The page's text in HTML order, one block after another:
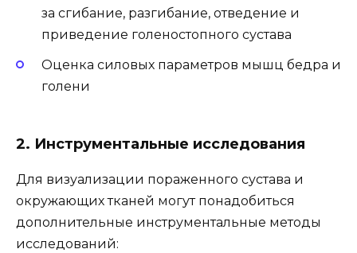
за сгибание, разгибание, отведение и
приведение голеностопного сустава
Оценка силовых параметров мышц бедра и
голени
2. Инструментальные исследования
Для визуализации пораженного сустава и
окружающих тканей могут понадобиться
дополнительные инструментальные методы
исследований: